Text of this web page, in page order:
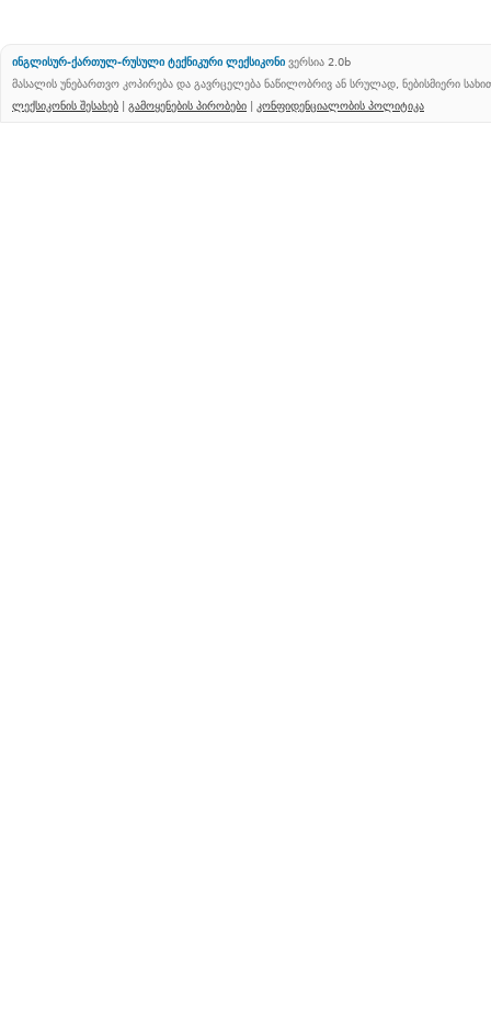
ინგლისურ-ქართულ-რუსული ტექნიკური ლექსიკონი ვერსია 2.0b
მასალის უნებართვო კოპირება და გავრცელება ნაწილობრივ ან სრულად, ნებისმიერი
ლექსიკონის შესახებ | გამოყენების პირობები | კონფიდენციალობის პოლიტიკა